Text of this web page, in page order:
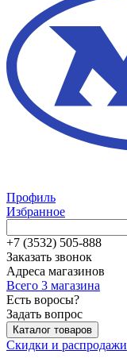
Профиль
Избранное
+7 (3532) 505-888
Заказать звонок
Адреса магазинов
Всего 3 магазина
Есть воросы?
Задать вопрос
Каталог товаров
Скидки и распродажи